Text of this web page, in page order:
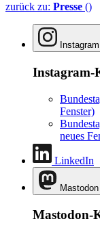
zurück zu: Presse ()
Instagram
Instagram-
Fenster)
neues
LinkedIn
Mastodon
Mastodon-